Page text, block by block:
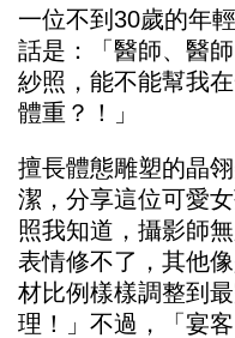
一位不到30歲的年
話是：「醫師、醫
紗照，能不能幫我
體重？！」
擅長體態雕塑的晶
潔，分享這位可愛
照我知道，攝影師
表情修不了，其他
材比例樣樣調整到
理！」不過，「宴